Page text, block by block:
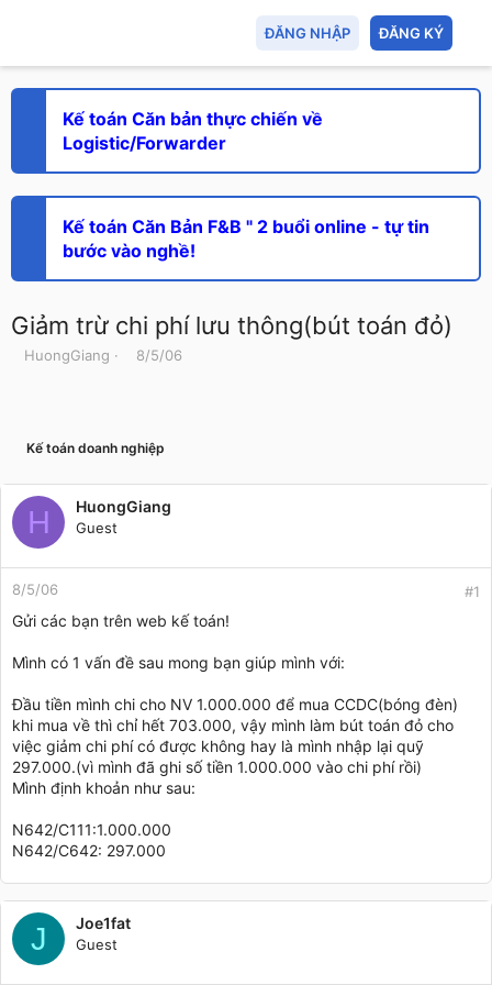
ĐĂNG NHẬP ĐĂNG KÝ
Kế toán Căn bản thực chiến về
Logistic/Forwarder
Kế toán Căn Bản F&B " 2 buổi online - tự tin
bước vào nghề!
Giảm trừ chi phí lưu thông(bút toán đỏ)
T
d
a
t
e
r
HuongGiang
N
ử
8/5/06
Kế toán doanh nghiệp
H HuongGiang
Guest
8/5/06 #1
Gửi các bạn trên web kế toán!
Mình có 1 vấn đề sau mong bạn giúp mình với:
Đầu tiền mình chi cho NV 1.000.000 để mua CCDC(bóng đèn)
khi mua về thì chỉ hết 703.000, vậy mình làm bút toán đỏ cho
việc giảm chi phí có được không hay là mình nhập lại quỹ
297.000.(vì mình đã ghi số tiền 1.000.000 vào chi phí rồi)
Mình định khoản như sau:
N642/C111:1.000.000
N642/C642: 297.000
J Joe1fat
Guest